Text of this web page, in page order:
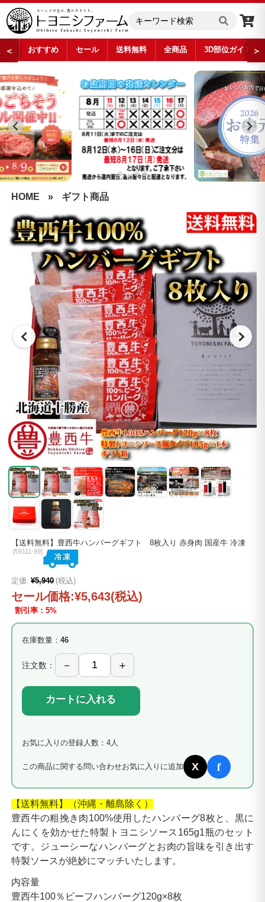
＜ おすすめ セール 送料無料 全商品 3D部位ガイド ＞
HOME » ギフト商品
【送料無料】豊西牛ハンバーグギフト 8枚入り 赤身肉 国産牛 冷凍
[59111-99]
定価: ¥5,940 (税込)
セール価格:¥5,643(税込)
割引率：5%
在庫数量： 46
注文数：
カートに入れる
お気に入りの登録人数：4人
この商品に関する問い合わせお気に入りに追加 X f
【送料無料】（沖縄・離島除く）
豊西牛の粗挽き肉100%使用したハンバーグ8枚と、黒に
んにくを効かせた特製トヨニシソース165g1瓶のセット
です。ジューシーなハンバーグとお肉の旨味を引き出す
特製ソースが絶妙にマッチいたします。
内容量
豊西牛100％ビーフハンバーグ120g×8枚